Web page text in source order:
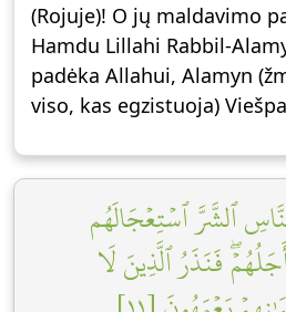
(Rojuje)! O jų maldavimo
Hamdu Lillahi Rabbil-
padėka Allahui, Alamyn
viso, kas egzistuoja)
ٱلشَّرَّ ٱسۡتِعۡجَالَهُم
فَنَذَرُ ٱلَّذِينَ لَا